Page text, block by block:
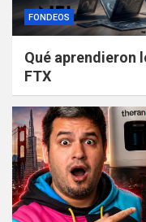
FONDEOS
Qué aprendieron
FTX